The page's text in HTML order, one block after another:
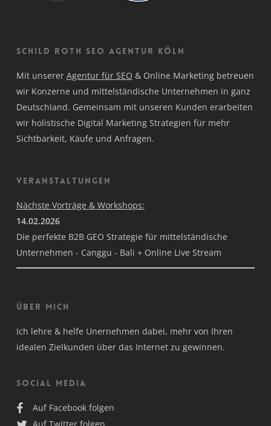
Schild Roth SEO Agentur Köln
Mit unserer Agentur für SEO & Online Marketing betreuen
wir Konzerne und mittelständische Unternehmen in ganz
Deutschland. Gemeinsam mit unseren Kunden erarbeiten
wir holistische Digital Marketing Strategien für mehr
Sichtbarkeit, Käufe und Anfragen.
Veranstaltungen
Nächste Vorträge & Workshops:
14.02.2026
Die perfekte B2B GEO Strategie für mittelständische
Unternehmen - Canggu - Bali + Online Live Stream
Über mich
Ich lehre & helfe Unernehmen dabei, mehr von Ihren
idealen Zielkunden über das Internet zu gewinnen.
Social Media
Auf Facebook folgen